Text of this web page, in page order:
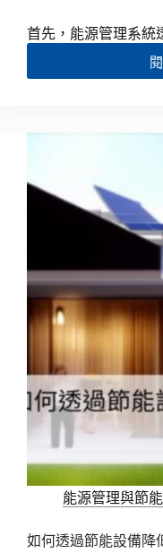
首先，能源管理系統
能源管理與節
如何透過節能設備降